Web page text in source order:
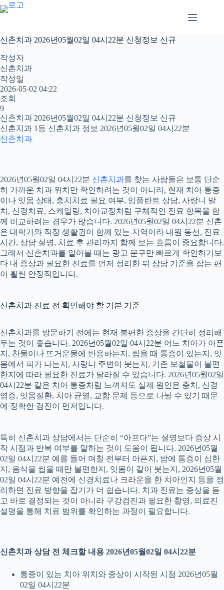
본
문
로
건
너
뛰
기
신촌치과 2026년05월02일 04시22분 신청정보 신규
작성자
신촌치과
작성일
2026-05-02 04:22
조회
9
신촌치과 2026년05월02일 04시22분 신청정보 신규
신촌치과 1등 신촌치과 정보 2026년05월02일 04시22분
신촌치과
2026년05월02일 04시22분 신촌치과를 찾는 사람들은 보통 단순
히 가까운 치과 위치만 확인하려는 것이 아니라, 현재 치아 통증
이나 잇몸 상태, 충치치료 필요 여부, 임플란트 상담, 사랑니 발
치, 신경치료, 스케일링, 치아교정처럼 구체적인 진료 항목을 함
께 비교하려는 경우가 많습니다. 2026년05월02일 04시22분 신촌
은 대학가와 직장 생활권이 함께 있는 지역이라 내원 동선, 진료
시간, 상담 설명, 치료 후 관리까지 함께 보는 흐름이 중요합니다.
그래서 신촌치과를 알아볼 때는 광고 문구만 빠르게 확인하기보
다 내 증상과 필요한 진료를 먼저 정리한 뒤 상담 기준을 잡는 편
이 훨씬 안정적입니다.
신촌치과 진료 전 확인해야 할 기본 기준
신촌치과를 방문하기 전에는 현재 불편한 증상을 간단히 정리해
두는 것이 좋습니다. 2026년05월02일 04시22분 어느 치아가 아픈
지, 찬물이나 뜨거운물에 반응하는지, 씹을 때 통증이 있는지, 잇
몸에서 피가 나는지, 사랑니 주변이 붓는지, 기존 보철물이 불편
한지에 따라 필요한 진료가 달라질 수 있습니다. 2026년05월02일
04시22분 같은 치아 통증처럼 느껴져도 실제 원인은 충치, 신경
염증, 잇몸질환, 치아 균열, 교합 문제 등으로 나뉠 수 있기 때문
에 정확한 검진이 먼저입니다.
특히 신촌치과 상담에서는 단순히 “아프다”는 설명보다 증상 시
작 시점과 반복 여부를 말하는 것이 도움이 됩니다. 2026년05월
02일 04시22분 예를 들어 며칠 전부터 아픈지, 밤에 통증이 심한
지, 음식을 씹을 때만 불편한지, 잇몸이 같이 붓는지, 2026년05월
02일 04시22분 예전에 신경치료나 크라운을 한 치아인지 등을 정
리하면 진료 방향을 잡기가 더 쉽습니다. 치과 진료는 증상을 듣
고 바로 결정되는 것이 아니라 구강검진과 필요한 촬영, 의료진
설명을 통해 치료 범위를 확인하는 과정이 필요합니다.
신촌치과 상담 전 체크할 내용 2026년05월02일 04시22분
통증이 있는 치아 위치와 증상이 시작된 시점 2026년05월
02일 04시22분